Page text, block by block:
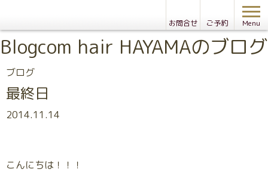
お問合せ ご予約 Menu
Blogcom hair HAYAMAのブログ
ブログ
最終日
2014.11.14
こんにちは！！！